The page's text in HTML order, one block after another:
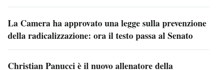
La Camera ha approvato una legge sulla prevenzione
della radicalizzazione: ora il testo passa al Senato
Christian Panucci è il nuovo allenatore della